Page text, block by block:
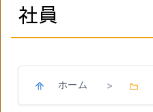
社員
ホーム >